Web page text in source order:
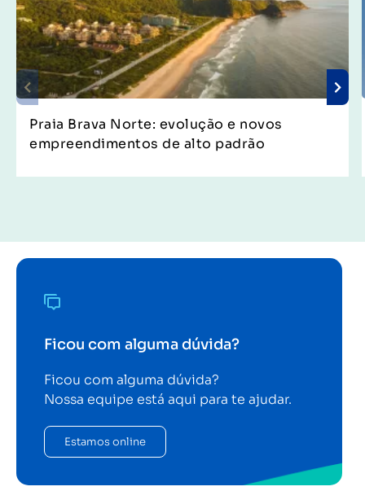
Praia Brava Norte: evolução e novos
empreendimentos de alto padrão
Ficou com alguma dúvida?
Ficou com alguma dúvida?
Nossa equipe está aqui para te ajudar.
Estamos online